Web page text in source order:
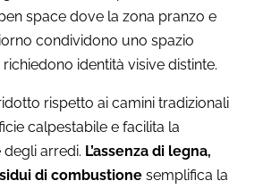
space dove la zona pranzo e
condividono uno spazio
identità visive distinte.
rispetto ai camini tradizionali
calpestabile e facilita la
arredi. L’assenza di legna,
di combustionesemplifica la